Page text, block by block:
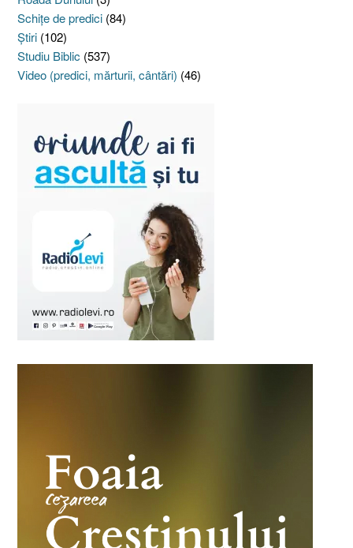
Schiţe de predici (84)
Ştiri (102)
Studiu Biblic (537)
Video (predici, mărturii, cântări) (46)